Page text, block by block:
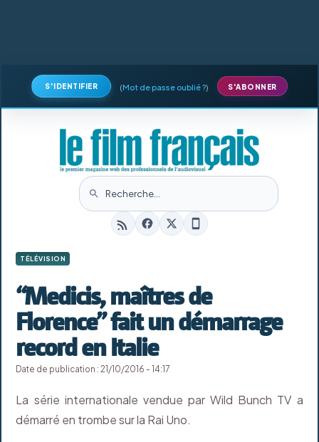
S'IDENTIFIER (Mot de passe oublié ?) S'ABONNER
TÉLÉVISION
“Medicis, maîtres de
Florence” fait un démarrage
record en Italie
Date de publication : 21/10/2016 - 14:17
La série internationale vendue par Wild Bunch TV a
démarré en trombe sur la Rai Uno.